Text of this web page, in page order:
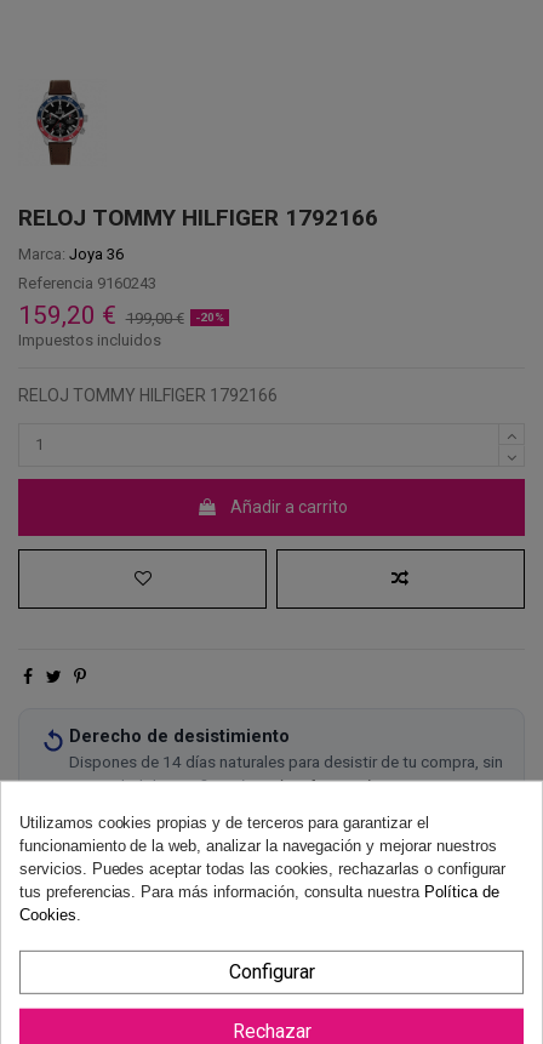
RELOJ TOMMY HILFIGER 1792166
Marca: Joya 36
Referencia 9160243
159,20 € 199,00 € -20%
Impuestos incluidos
RELOJ TOMMY HILFIGER 1792166
Añadir a carrito
Derecho de desistimiento
Dispones de 14 días naturales para desistir de tu compra, sin
necesidad de justificación.Más información
Utilizamos cookies propias y de terceros para garantizar el
funcionamiento de la web, analizar la navegación y mejorar nuestros
servicios. Puedes aceptar todas las cookies, rechazarlas o configurar
tus preferencias. Para más información, consulta nuestra Política de
Cookies
Configurar
Rechazar